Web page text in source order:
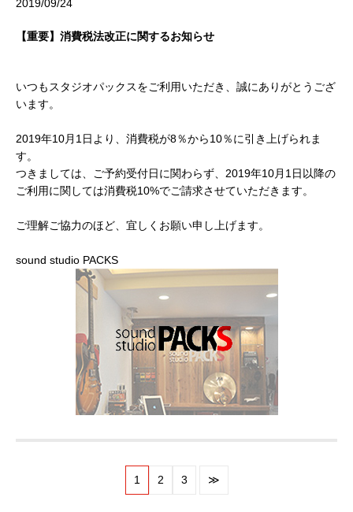
2019/09/24
【重要】消費税法改正に関するお知らせ
いつもスタジオパックスをご利用いただき、誠にありがとうござ
います。
2019年10月1日より、消費税が8％から10％に引き上げられま
す。
つきましては、ご予約受付日に関わらず、2019年10月1日以降の
ご利用に関しては消費税10%でご請求させていただきます。
ご理解ご協力のほど、宜しくお願い申し上げます。
sound studio PACKS
1 2 3 ≫